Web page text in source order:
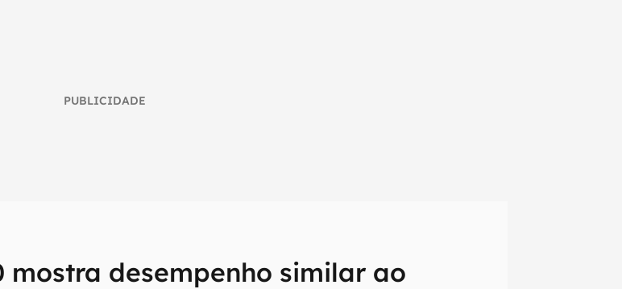
PUBLICIDADE
mostra desempenho similar ao